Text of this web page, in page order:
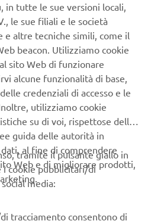
PERFEZIONATO
WR125R la rende una moto
tutti i giorni, con
LCD multifunzione
che offre maggiore
per prestazioni di frenata
ai valori delle tradizioni
in chiave moderna. Il
orizzontali decise,
e aerodinamici, come
in tutte le sue versioni locali,
le sue filiali e le società
altre tecniche simili, come il
beacon. Utilizziamo cookie
sito Web di funzionare
alcune funzionalità di base,
credenziali di accesso e le
utilizziamo cookie
su di voi, rispettose della
guida delle autorità in
al fine di comprendere
Web e di migliorare prodotti,
tramite il pulsante giallo in
i cookie pubblicitari/di
media:
tracciamento consentono di